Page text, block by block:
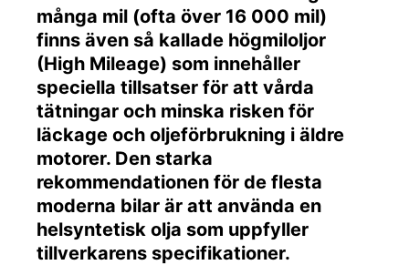
många mil (ofta över 16 000 mil)
finns även så kallade högmiloljor
(High Mileage) som innehåller
speciella tillsatser för att vårda
tätningar och minska risken för
läckage och oljeförbrukning i äldre
motorer. Den starka
rekommendationen för de flesta
moderna bilar är att använda en
helsyntetisk olja som uppfyller
tillverkarens specifikationer.